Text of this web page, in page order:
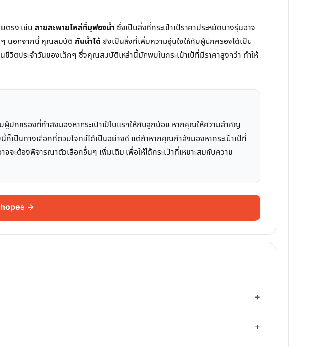
ตรง เช่น สายสะพายไหล่ที่บุฟองน้ำ ซึ่งเป็นสิ่งที่กระเป๋าเป้ราคาประหยัดบางรุ่นอาจ
งๆ นอกจากนี้ คุณสมบัติ กันน้ำได้ ยังเป็นสิ่งที่เพิ่มความอุ่นใจให้กับผู้ปกครองได้เป็น
วิตประจำวันของเด็กๆ ซึ่งคุณสมบัติเหล่านี้มักพบในกระเป๋าเป้ที่มีราคาสูงกว่า ทำให้
ผู้ปกครองที่กำลังมองหากระเป๋าเป้ใบแรกให้กับลูกน้อย หากคุณให้ความสำคัญ
เป็นทางเลือกที่ตอบโจทย์ได้เป็นอย่างดี แต่ถ้าหากคุณกำลังมองหากระเป๋าเป้ที่
ต้องพิจารณาตัวเลือกอื่นๆ เพิ่มเติม เพื่อให้ได้กระเป๋าที่เหมาะสมกับความ
→